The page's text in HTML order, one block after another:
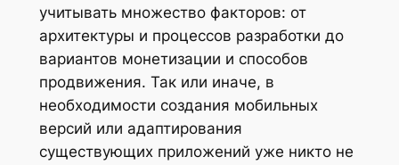
учитывать множество факторов: от
архитектуры и процессов разработки до
вариантов монетизации и способов
продвижения. Так или иначе, в
необходимости создания мобильных
версий или адаптирования
существующих приложений уже никто не